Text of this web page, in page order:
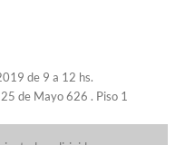
de 9 a 12 hs.
de Mayo 626 . Piso 1